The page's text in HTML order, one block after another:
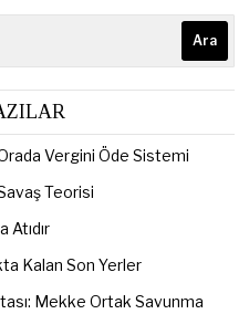
Ara
Vergini Öde Sistemi
Teorisi
Atıdır
Kalan Son Yerler
Mekke Ortak Savunma